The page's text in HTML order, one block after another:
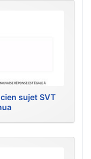
sujet SVT